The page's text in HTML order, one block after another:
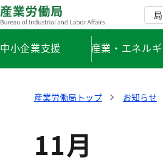
中小企業支援 産業・エネル
産業労働局トップ お知らせ
11月